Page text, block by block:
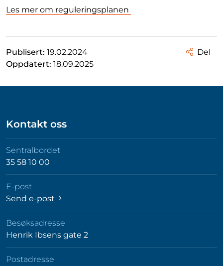
Les mer om reguleringsplanen
Publisert: 19.02.2024
Oppdatert: 18.09.2025
Del
Kontakt oss
Sentralbordet
35 58 10 00
E-post
Send e-post
Besøksadresse
Henrik Ibsens gate 2
Postadresse